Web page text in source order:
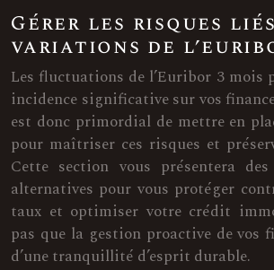
Gérer les risques
variations de
Les fluctuations de l’Euribor 3 mois
incidence significative sur vos
est donc primordial de mettre en
pour maîtriser ces risques et
Cette section vous présentera
alternatives pour vous protéger
taux et optimiser votre crédit
pas que la gestion proactive de vos
d’une tranquillité d’esprit durable.